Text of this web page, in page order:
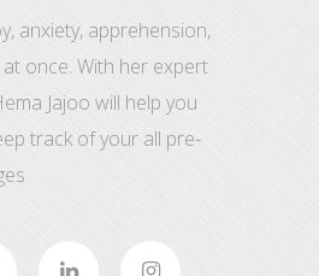
anxiety, apprehension,
once. With her expert
Jajoo will help you
track of your all pre-